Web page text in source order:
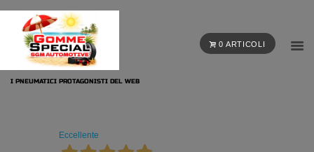
0 ARTICOLI
I PNEUMATICI PROTAGONISTI DEL WEB
Eccellente